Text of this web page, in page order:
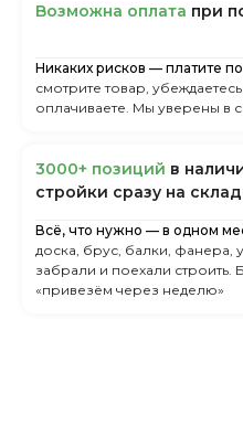
Boзмoжнa oплaтa пpи
Никаких рисков — платите
смотрите товар,
оплачиваете. Мы уверены в
3000+ пoзиций в
cтpoйки cpaзу нa
Всё, что нужно — в одном
доска, брус, балки, фанера,
забрали и поехали строить.
«привезём через неделю»